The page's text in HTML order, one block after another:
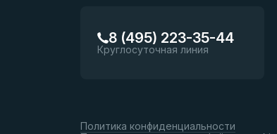
8 (495) 223-35-44
Круглосуточная линия
Политика конфиденциальности